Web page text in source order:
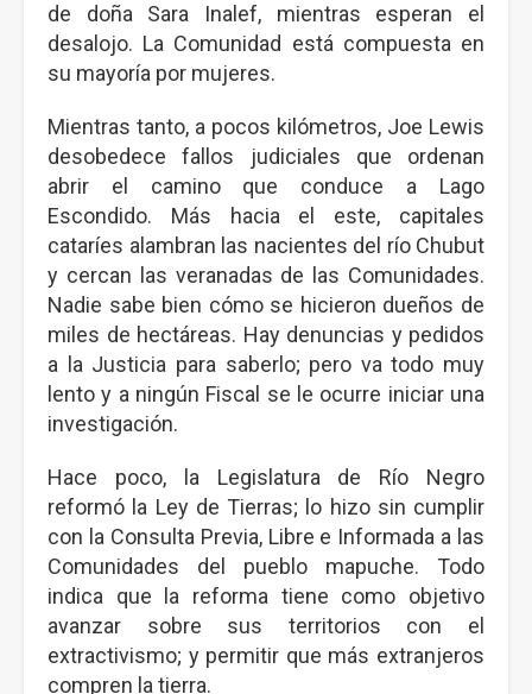
de doña Sara Inalef, mientras esperan el
desalojo. La Comunidad está compuesta en
su mayoría por mujeres.
Mientras tanto, a pocos kilómetros, Joe Lewis
desobedece fallos judiciales que ordenan
abrir el camino que conduce a Lago
Escondido. Más hacia el este, capitales
cataríes alambran las nacientes del río Chubut
y cercan las veranadas de las Comunidades.
Nadie sabe bien cómo se hicieron dueños de
miles de hectáreas. Hay denuncias y pedidos
a la Justicia para saberlo; pero va todo muy
lento y a ningún Fiscal se le ocurre iniciar una
investigación.
Hace poco, la Legislatura de Río Negro
reformó la Ley de Tierras; lo hizo sin cumplir
con la Consulta Previa, Libre e Informada a las
Comunidades del pueblo mapuche. Todo
indica que la reforma tiene como objetivo
avanzar sobre sus territorios con el
extractivismo; y permitir que más extranjeros
compren la tierra.